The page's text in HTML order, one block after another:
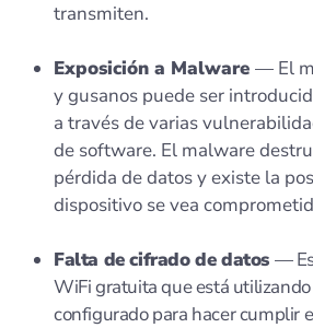
transmiten.
Exposición a Malware — El
y gusanos puede ser
a través de varias
de software. El malware
pérdida de datos y existe la
dispositivo se vea
Falta de cifrado de datos —
WiFi gratuita que está utilizando
configurado para hacer cumplir